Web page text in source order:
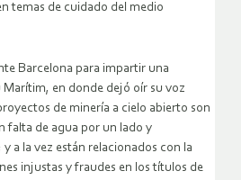
temas de cuidado del medio
Barcelona para impartir una
Marítim, en donde dejó oír su voz
de minería a cielo abierto son
falta de agua por un lado y
a la vez están relacionados con la
injustas y fraudes en los títulos de